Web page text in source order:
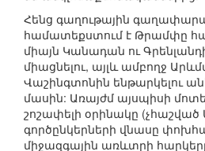
Հենց գաղութային
համատեքստում է Թրամփը
միայն Կանադան ու
միացնելու, այլև ամբողջ
Վաշինգտոնին ենթարկելու
մասին: Առայժմ այսպիսի
շոշափելի օրինակը
գործընկերների վնասը
միջազգային առևտրի